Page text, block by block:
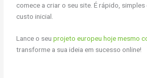
comece a criar o seu site. É rápido, simples
custo inicial.
Lance o seuprojeto europeu hoje mesmo
transforme a sua ideia em sucesso online!